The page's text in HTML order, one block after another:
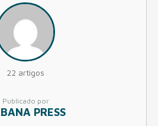
22 artigos
Publicado por
PRESS